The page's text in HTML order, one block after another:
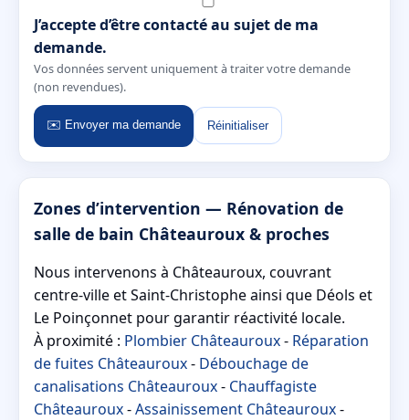
J’accepte d’être contacté au sujet de ma
demande.
Vos données servent uniquement à traiter votre demande
(non revendues).
✉️ Envoyer ma demande Réinitialiser
Zones d’intervention — Rénovation de
salle de bain Châteauroux & proches
Nous intervenons à Châteauroux, couvrant
centre-ville et Saint-Christophe ainsi que Déols et
Le Poinçonnet pour garantir réactivité locale.
À proximité : Plombier Châteauroux- Réparation
de fuites Châteauroux- Débouchage de
canalisations Châteauroux- Chauffagiste
Châteauroux-Assainissement Châteauroux-